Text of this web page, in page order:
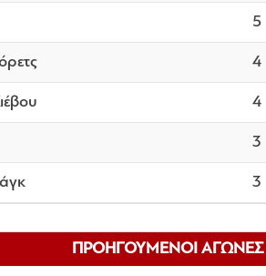
5
4
4
3
3
ΠΡΟΗΓΟΥΜΕΝΟΙ ΑΓΩΝΕΣ